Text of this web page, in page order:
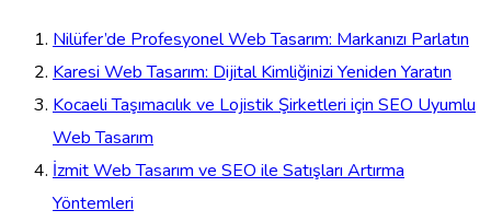
Nilüfer’de Profesyonel Web Tasarım: Markanızı Parlatın
Karesi Web Tasarım: Dijital Kimliğinizi Yeniden Yaratın
Kocaeli Taşımacılık ve Lojistik Şirketleri için SEO Uyumlu
Web Tasarım
İzmit Web Tasarım ve SEO ile Satışları Artırma
Yöntemleri